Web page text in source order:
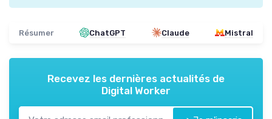
Résumer ChatGPT Claude Mistral
Recevez les dernières actualités de
Digital Worker